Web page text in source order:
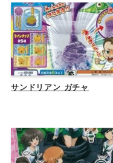
サンドリアン ガチャ